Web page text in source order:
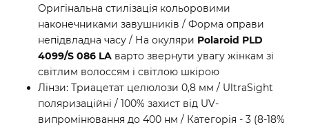
Оригінальна стилізація кольоровими
наконечниками завушників / Форма оправи
непідвладна часу / На окуляри Polaroid PLD
4099/S 086 LA варто звернути увагу жінкам зі
світлим волоссям і світлою шкірою
Лінзи: Триацетат целюлози 0,8 мм / UltraSight
поляризаційні / 100% захист від UV-
випромінювання до 400 нм / Категорія - 3 (8-18%